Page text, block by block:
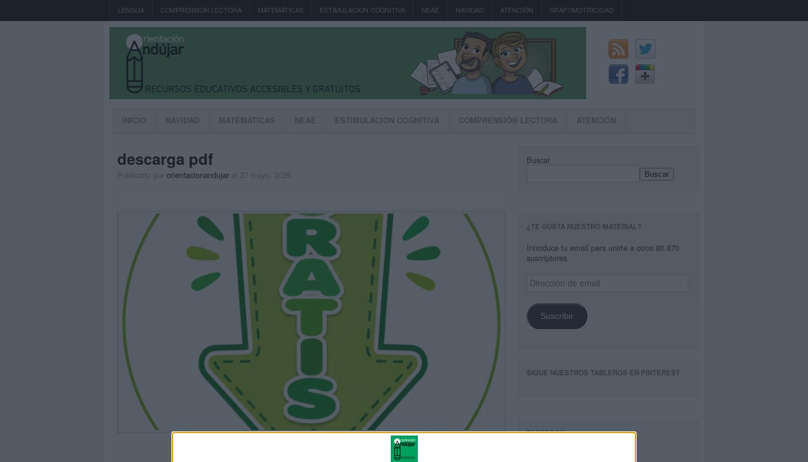
LENGUA COMPRENSIÓN LECTORA MATEMÁTICAS ESTIMULACION COGNITIVA NEAE NAVIDAD ATENCIÓN GRAFOMOTRICIDAD
INICIO NAVIDAD MATEMÁTICAS NEAE ESTIMULACION COGNITIVA COMPRENSIÓN LECTORA ATENCIÓN
descarga pdf
Publicado por orientacionandujar el 27 mayo, 2026
Buscar
Buscar
¿TE GUSTA NUESTRO MATERIAL?
Introduce tu email para unirte a otros 80.870
suscriptores.
Dirección
de
Suscribir
SIGUE NUESTROS TABLEROS EN PINTEREST
FACEBOOK